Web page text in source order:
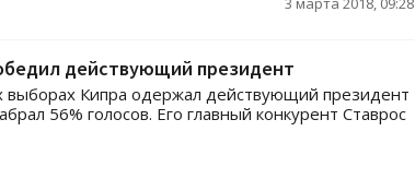
действующий президент
выборах Кипра одержал действующий президент
56% голосов. Его главный конкурент Ставрос